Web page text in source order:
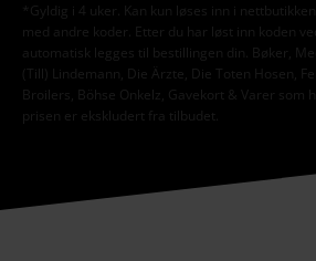
*Gyldig i 4 uker. Kan kun løses inn i
med andre koder. Etter du har løst inn koden
automatisk legges til bestillingen din. Bøker,
(Till) Lindemann, Die Ärzte, Die Toten Hosen,
Broilers, Böhse Onkelz, Gavekort & Varer som
prisen er ekskludert fra tilbudet.